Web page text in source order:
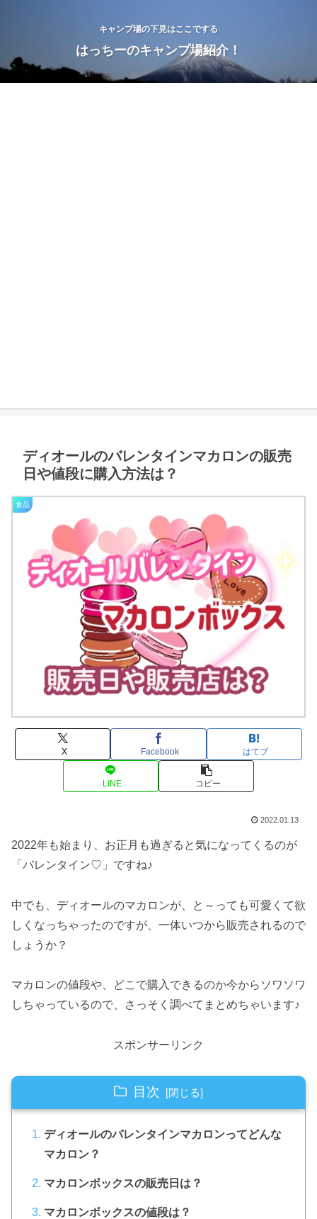
キャンプ場の下見はここでする
はっちーのキャンプ場紹介！
ディオールのバレンタインマカロンの販売
日や値段に購入方法は？
食品
X Facebook はてブ
LINE コピー
2022.01.13
2022年も始まり、お正月も過ぎると気になってくるのが
「バレンタイン♡」ですね♪
中でも、ディオールのマカロンが、と～っても可愛くて欲
しくなっちゃったのですが、一体いつから販売されるので
しょうか？
マカロンの値段や、どこで購入できるのか今からソワソワ
しちゃっているので、さっそく調べてまとめちゃいます♪
スポンサーリンク
目次
ディオールのバレンタインマカロンってどんな
マカロン？
マカロンボックスの販売日は？
マカロンボックスの値段は？